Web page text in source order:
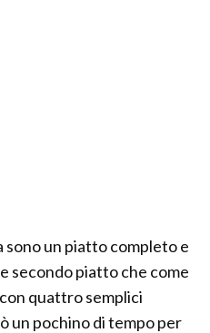
sono un piatto completo e
secondo piatto che come
quattro semplici
un pochino di tempo per